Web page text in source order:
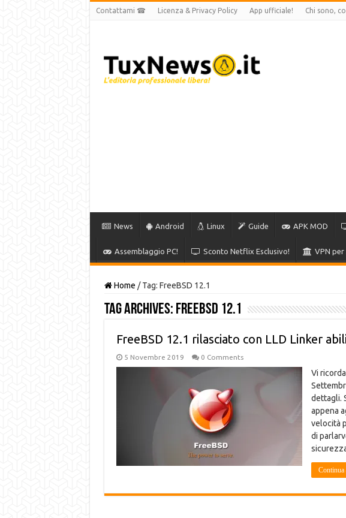
Contattami ☎ Licenza & Privacy Policy App ufficiale! Chi sono,
News Android Linux Guide APK MOD
Assemblaggio PC! Sconto Netflix Esclusivo! VPN per
Home / Tag: FreeBSD 12.1
Tag Archives: FreeBSD 12.1
FreeBSD 12.1 rilasciato con LLD Linker
5 Novembre 2019 0 Comments
Vi
dettagli.
appena
velocità
di
Continua